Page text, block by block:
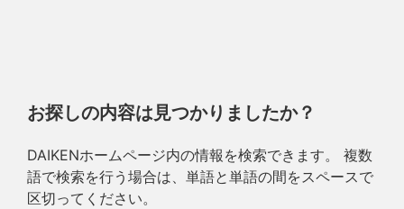
お探しの内容は見つかりましたか？
DAIKENホームページ内の情報を検索できます。 複数
語で検索を行う場合は、単語と単語の間をスペースで
区切ってください。